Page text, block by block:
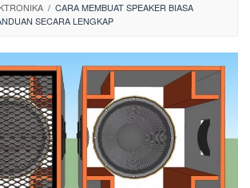
/ CARA MEMBUAT SPEAKER BIASA
SECARA LENGKAP